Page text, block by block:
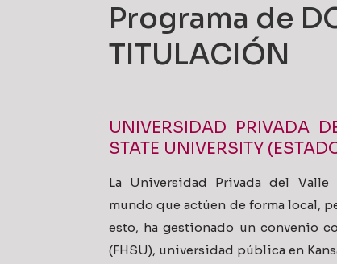
Programa de
TITULACIÓN
UNIVERSIDAD PRIVADA
STATE UNIVERSITY
La Universidad Privada del
mundo que actúen de forma local,
esto, ha gestionado un convenio
(FHSU), universidad pública en